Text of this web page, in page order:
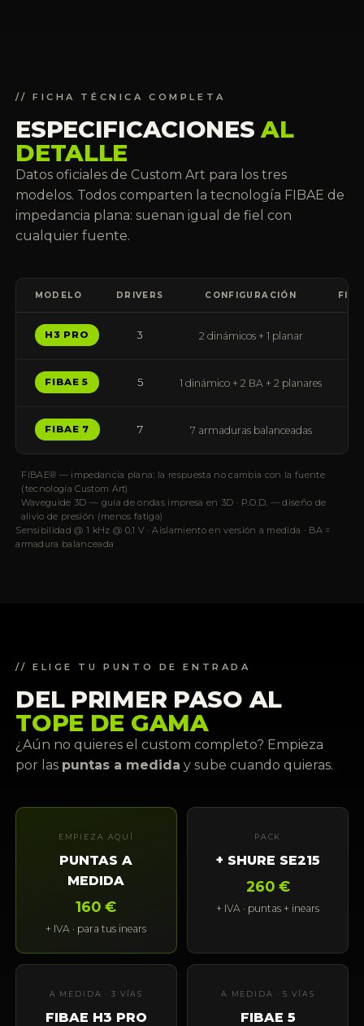
// FICHA TÉCNICA COMPLETA
ESPECIFICACIONESAL
DETALLE
Datos oficiales de Custom Art para los tres
modelos. Todos comparten la tecnología FIBAE de
impedancia plana: suenan igual de fiel con
cualquier fuente.
MODELO DRIVERS CONFIGURACIÓN
H3 PRO 3 2 dinámicos + 1 planar
FIBAE 5 5 1 dinámico + 2 BA + 2 planares
FIBAE 7 7 7 armaduras balanceadas
FIBAE® — impedancia plana: la respuesta no cambia con la fuente
(tecnología Custom Art)
Waveguide 3D — guía de ondas impresa en 3D · P.O.D. — diseño de
alivio de presión (menos fatiga)
Sensibilidad @ 1 kHz @ 0,1 V · Aislamiento en versión a medida · BA =
armadura balanceada
// ELIGE TU PUNTO DE ENTRADA
DEL PRIMER PASO AL
TOPE DE GAMA
¿Aún no quieres el custom completo? Empieza
por las puntas a medida y sube cuando quieras.
EMPIEZA AQUÍ
PUNTAS A
MEDIDA
160 €
+ IVA · para tus inears
PACK
+ SHURE SE215
260 €
+ IVA · puntas + inears
A MEDIDA · 3 VÍAS
FIBAE H3 PRO
A MEDIDA · 5 VÍAS
FIBAE 5